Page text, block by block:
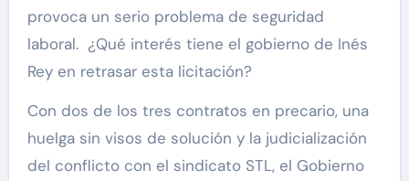
provoca un serio problema de seguridad
laboral. ¿Qué interés tiene el gobierno de Inés
Rey en retrasar esta licitación?
Con dos de los tres contratos en precario, una
huelga sin visos de solución y la judicialización
del conflicto con el sindicato STL, el Gobierno